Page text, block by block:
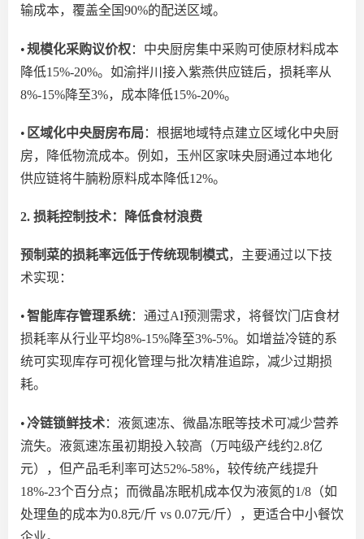
输成本，覆盖全国90%的配送区域。
•规模化采购议价权：中央厨房集中采购可使原材料成本
降低15%-20%。如渝拌川接入紫燕供应链后，损耗率从
8%-15%降至3%，成本降低15%-20%。
• 区域化中央厨房布局：根据地域特点建立区域化中央厨
房，降低物流成本。例如，玉州区家味央厨通过本地化
供应链将牛腩粉原料成本降低12%。
2. 损耗控制技术：降低食材浪费
预制菜的损耗率远低于传统现制模式，主要通过以下技
术实现：
•智能库存管理系统：通过AI预测需求，将餐饮门店食材
损耗率从行业平均8%-15%降至3%-5%。如增益冷链的系
统可实现库存可视化管理与批次精准追踪，减少过期损
耗。
• 冷链锁鲜技术：液氮速冻、微晶冻眠等技术可减少营养
流失。液氮速冻虽初期投入较高 （万吨级产线约2.8亿
元），但产品毛利率可达52%-58%，较传统产线提升
18%-23个百分点；而微晶冻眠机成本仅为液氮的1/8（如
处理鱼的成本为0.8元/斤 vs 0.07元/斤） ，更适合中小餐饮